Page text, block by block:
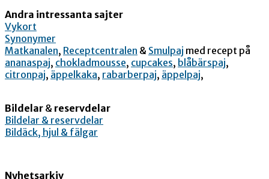
Andra intressanta sajter
Vykort
Synonymer
Matkanalen, Receptcentralen & Smulpaj med recept på
ananaspaj, chokladmousse, cupcakes, blåbärspaj,
citronpaj, äppelkaka, rabarberpaj, äppelpaj,
Bildelar & reservdelar
Bildelar & reservdelar
Bildäck, hjul & fälgar
Nyhetsarkiv